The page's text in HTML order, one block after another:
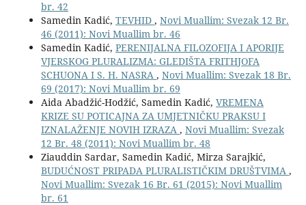
br. 42
Samedin Kadić, TEVHID , Novi Muallim: Svezak 12 Br.
46 (2011): Novi Muallim br. 46
Samedin Kadić, PERENIJALNA FILOZOFIJA I APORIJE
VJERSKOG PLURALIZMA: GLEDIŠTA FRITHJOFA
SCHUONA I S. H. NASRA , Novi Muallim: Svezak 18 Br.
69 (2017): Novi Muallim br. 69
Aida Abadžić-Hodžić, Samedin Kadić, VREMENA
KRIZE SU POTICAJNA ZA UMJETNIČKU PRAKSU I
IZNALAŽENJE NOVIH IZRAZA , Novi Muallim: Svezak
12 Br. 48 (2011): Novi Muallim br. 48
Ziauddin Sardar, Samedin Kadić, Mirza Sarajkić,
BUDUĆNOST PRIPADA PLURALISTIČKIM DRUŠTVIMA ,
Novi Muallim: Svezak 16 Br. 61 (2015): Novi Muallim
br. 61